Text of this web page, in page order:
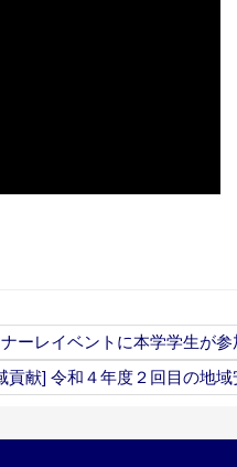
ーレイベントに本学学生が参
貢献] 令和４年度２回目の地